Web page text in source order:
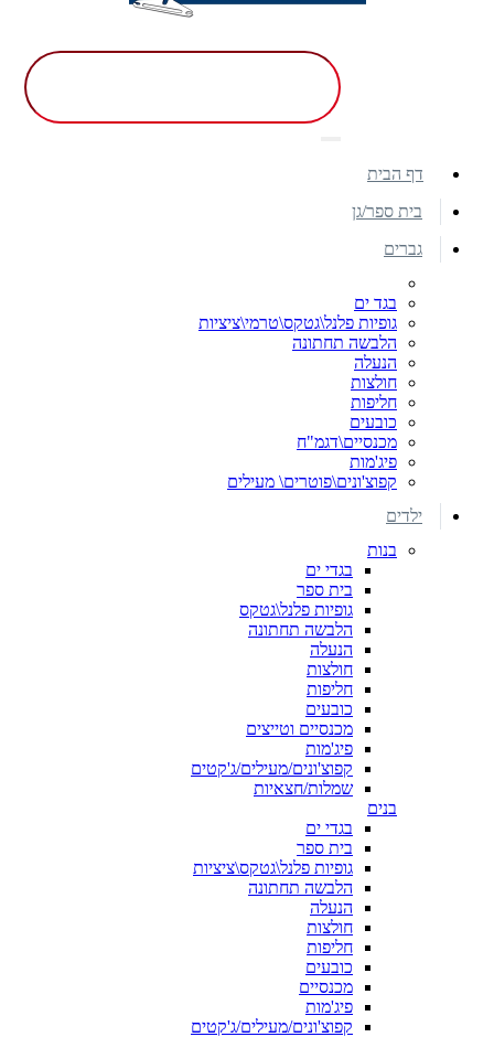
דף הבית
בית ספר/גן
גברים
בגד ים
גופיות פלנל\גטקס\טרמי\ציציות
הלבשה תחתונה
הנעלה
חולצות
חליפות
כובעים
מכנסיים\דגמ"ח
פיג'מות
קפוצ'ונים\פוטרים\ מעילים
ילדים
בנות
בגדי ים
בית ספר
גופיות פלנל\גטקס
הלבשה תחתונה
הנעלה
חולצות
חליפות
כובעים
מכנסיים וטייצים
פיג'מות
קפוצ'ונים/מעילים/ג'קטים
שמלות/חצאיות
בנים
בגדי ים
בית ספר
גופיות פלנל\גטקס\ציציות
הלבשה תחתונה
הנעלה
חולצות
חליפות
כובעים
מכנסיים
פיג'מות
קפוצ'ונים/מעילים/ג'קטים